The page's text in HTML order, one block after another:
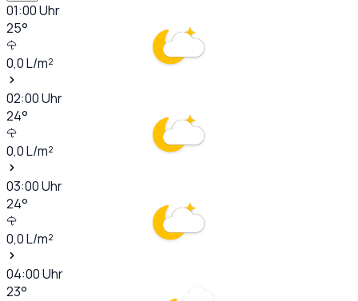
01:00Uhr
25°
0,0L/m²
02:00Uhr
24°
0,0L/m²
03:00Uhr
24°
0,0L/m²
04:00Uhr
23°